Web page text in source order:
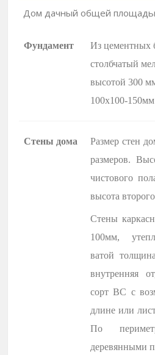
Дом дачный общей
Фундамент
Из цементных
столбчатый
высотой 300
100х100-
Стены дома
Размер стен
размеров.
чистового
высота
Стены
100мм,
ватой
внутренняя
сорт BC с
длине или
По
деревянными